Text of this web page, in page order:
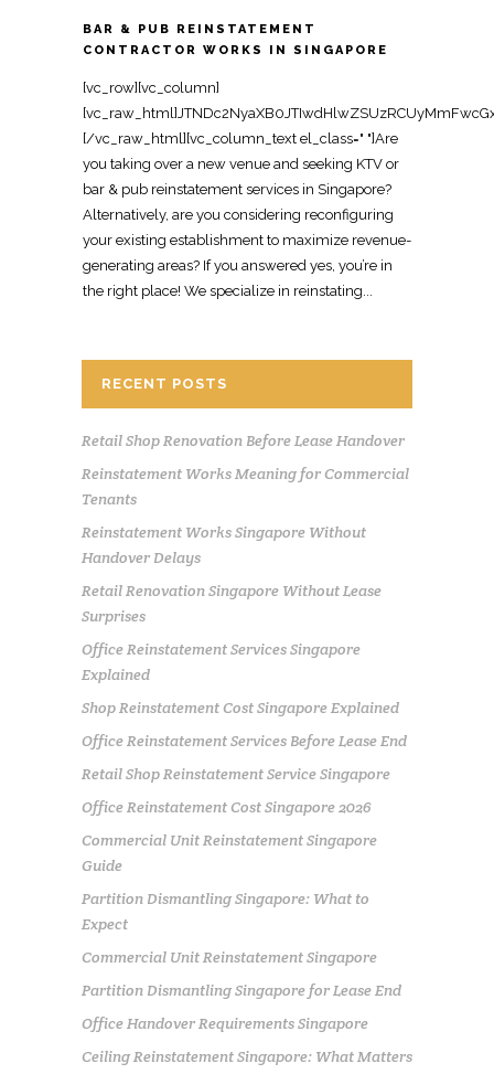
BAR & PUB REINSTATEMENT
CONTRACTOR WORKS IN SINGAPORE
[vc_row][vc_column][vc_raw_html]JTNDc2NyaXB0JTIwdHlwZSUzRCUyMmFwcGxpY2F0aW9uJTJGbGQlMkJqc29uJTIyJTNFJTBBJTdCJTBBJTIwJTIwJTIyJTQwY29udGV4dCUyMiUzQSUyMCUyMmh0dHBzJTNBJTJGJTJGc2NoZW1hLm9yZyUyMiUyQyUwQSUyMCUyMCUyMiU0MGdyYXBoJTIyJTNBJTIwJTVCJTBBJTIwJTIwJTIwJTIwJTdCJTBBJTIwJTIwJTIwJTIwJTIwJTIwJTIyJTQwdHlwZSUyMiUzQSUyMCUyMk9yZ2FuaXphdGlvbiUyMiUyQyUwQSUyMCUyMCUyMCUyMCUyMCUyMCUyMm5hbWUlMjIlM0ElMjAlMjJPZmZpY2UlMjBSZWluc3RhdGVtZW50JTIwU2luZ2Fwb3JlJTIyJTJDJTBBJTIwJTIwJTIwJTIwJTIwJTIwJTIydXJsJTIyJTNBJTIwJTIyaHR0cHMlM0ElMkYlMkZ3d3cub2ZmaWNlcmVpbnN0YXRlbWVudHNpbmdhcG9yZS5jb20lMkYlMjIlMkMlMEElMjAlMjAlMjAlMjAlMjAlMjAlMjJsb2dvJTIyJTNBJTIwJTIyaHR0cHMlM0ElMkYlMkZ3d3cub2ZmaWNlcmVpbnN0YXRlbWVudHNpbmdhcG9yZS5jb20lMkZsb2dvLnBuZyUyMiUyQyUwQSUyMCUyMCUyMCUyMCUyMCUyMCUyMnNhbWVBcyUyMiUzQSUyMCU1QiUwQSUyMCUyMCUyMCUyMCUyMCUyMCUyMCUyMCUyMmh0dHBzJTNBJTJGJTJGd3d3LmZhY2Vib29rLmNvbSUyRk9mZmljZVJlaW5zdGF0ZW1lbnRTaW5nYXBvcmUlMjIlMkMlMEElMjAlMjAlMjAlMjAlMjAlMjAlMjAlMjAlMjJodHRwcyUzQSUyRiUyRnd3dy5saW5rZWRpbi5jb20lMkZjb21wYW55JTJGb2ZmaWNlLXJlaW5zdGF0ZW1lbnQtc2luZ2Fwb3JlJTIyJTBBJTIwJTIwJTIwJTIwJTIwJTIwJTVEJTJDJTBBJTIwJTIwJTIwJTIwJTIwJTIwJTIyY29udGFjdFBvaW50JTIyJTNBJTIwJTVCJTBBJTIwJTIwJTIwJTIwJTIwJTIwJTIwJTIwJTdCJTBBJTIwJTIwJTIwJTIwJTIwJTIwJTIwJTIwJTIwJTIwJTIyJTQwdHlwZSUyMiUzQSUyMCUyMkNvbnRhY3RQb2ludCUyMiUyQyUwQSUyMCUyMCUyMCUyMCUyMCUyMCUyMCUyMCUyMCUyMCUyMnRlbGVwaG9uZSUyMiUzQSUyMCUyMiUyQjY1JTIwNjM2OSUyMDgxMjMlMjIlMkMlMEElMjAlMjAlMjAlMjAlMjAlMjAlMjAlMjAlMjAlMjAlMjJjb250YWN0VHlwZSUyMiUzQSUyMCUyMmN1c3RvbWVyJTIwc2VydmljZSUyMiUyQyUwQSUyMCUyMCUyMCUyMCUyMCUyMCUyMCUyMCUyMCUyMCUyMmFyZWFTZXJ2ZWQlMjIlM0ElMjAlMjJTRyUyMiUyQyUwQSUyMCUyMCUyMCUyMCUyMCUyMCUyMCUyMCUyMCUyMCUyMmF2YWlsYWJsZUxhbmd1YWdlJTIyJTNBJTIwJTIyZW4lMjIlMEElMjAlMjAlMjAlMjAlMjAlMjAlMjAlMjAlN0QlMEElMjAlMjAlMjAlMjAlMjAlMjAlNUQlMEElMjAlMjAlMjAlMjAlN0QlMkMlMEElMjAlMjAlMjAlMjAlN0IlMEElMjAlMjAlMjAlMjAlMjAlMjAlMjIlNDB0eXBlJTIyJTNBJTIwJTIyV2ViU2l0ZSUyMiUyQyUwQSUyMCUyMCUyMCUyMCUyMCUyMCUyMnVybCUyMiUzQSUyMCUyMmh0dHBzJTNBJTJGJTJGd3d3Lm9mZmljZXJlaW5zdGF0ZW1lbnRzaW5nYXBvcmUuY29tJTJGJTIyJTJDJTBBJTIwJTIwJTIwJTIwJTIwJTIwJTIycG90ZW50aWFsQWN0aW9uJTIyJTNBJTIwJTdCJTBBJTIwJTIwJTIwJTIwJTIwJTIwJTIwJTIwJTIyJTQwdHlwZSUyMiUzQSUyMCUyMlNlYXJjaEFjdGlvbiUyMiUyQyUwQSUyMCUyMCUyMCUyMCUyMCUyMCUyMCUyMCUyMnRhcmdldCUyMiUzQSUyMCUyMmh0dHBzJTNBJTJGJTJGd3d3Lm9mZmljZXJlaW5zdGF0ZW1lbnRzaW5nYXBvcmUuY29tJTJGJTNGcyUzRCU3QnNlYXJjaF90ZXJtX3N0cmluZyU3RCUyMiUyQyUwQSUyMCUyMCUyMCUyMCUyMCUyMCUyMCUyMCUyMnF1ZXJ5LWlucHV0JTIyJTNBJTIwJTIycmVxdWlyZWQlMjBuYW1lJTNEc2VhcmNoX3Rlcm1fc3RyaW5nJTIyJTBBJTIwJTIwJTIwJTIwJTIwJTIwJTdEJTBBJTIwJTIwJTIwJTIwJTdEJTJDJTBBJTIwJTIwJTIwJTIwJTdCJTBBJTIwJTIwJTIwJTIwJTIwJTIwJTIyJTQwdHlwZSUyMiUzQSUyMCUyMkxvY2FsQnVzaW5lc3MlMjIlMkMlMEElMjAlMjAlMjAlMjAlMjAlMjAlMjJuYW1lJTIyJTNBJTIwJTIyT2ZmaWNlJTIwUmVpbnN0YXRlbWVudCUyMFNpbmdhcG9yZSUyMENvbnRyYWN0b3IlMjIlMkMlMEElMjAlMjAlMjAlMjAlMjAlMjAlMjJhZGRyZXNzJTIyJTNBJTIwJTdCJTBBJTIwJTIwJTIwJTIwJTIwJTIwJTIwJTIwJTIyJTQwdHlwZSUyMiUzQSUyMCUyMlBvc3RhbEFkZHJlc3MlMjIlMkMlMEElMjAlMjAlMjAlMjAlMjAlMjAlMjAlMjAlMjJzdHJlZXRBZGRyZXNzJTIyJTNBJTIwJTIyOCUyMEFkbWlyYWx0eSUyMFN0cmVldCUyMCUyMzA3LTAxJTIwQWRtaXJheCUyMiUyQyUwQSUyMCUyMCUyMCUyMCUyMCUyMCUyMCUyMCUyMmFkZHJlc3NMb2NhbGl0eSUyMiUzQSUyMCUyMlNpbmdhcG9yZSUyMiUyQyUwQSUyMCUyMCUyMCUyMCUyMCUyMCUyMCUyMCUyMnBvc3RhbENvZGUlMjIlM0ElMjAlMjI3NTc0MzglMjIlMkMlMEElMjAlMjAlMjAlMjAlMjAlMjAlMjAlMjAlMjJhZGRyZXNzQ291bnRyeSUyMiUzQSUyMCUyMlNHJTIyJTBBJTIwJTIwJTIwJTIwJTIwJTIwJTdEJTJDJTBBJTIwJTIwJTIwJTIwJTIwJTIwJTIydGVsZXBob25lJTIyJTNBJTIwJTIyJTJCNjUlMjA2MzY5JTIwODEyMyUyMiUyQyUwQSUyMCUyMCUyMCUyMCUyMCUyMCUyMnVybCUyMiUzQSUyMCUyMmh0dHBzJTNBJTJGJTJGd3d3Lm9mZmljZXJlaW5zdGF0ZW1lbnRzaW5nYXBvcmUuY29tJTJGYmFyLXB1Yi1yZWluc3RhdGVtZW50LXNpbmdhcG9yZS1jb250cmFjdG9yJTJGJTIyJTJDJTBBJTIwJTIwJTIwJTIwJTIwJTIwJTIyZGVzY3JpcHRpb24lMjIlM0ElMjAlMjJTcGVjaWFsaXN0JTIwY29udHJhY3RvciUyMGZvciUyMGJhciUyMCUyNiUyMHB1YiUyMHJlaW5zdGF0ZW1lbnQlMjBpbiUyMFNpbmdhcG9yZSUyQyUyMHJlc3RvcmluZyUyMGxvdW5nZXMlMkMlMjBuaWdodHNwb3RzJTIwYW5kJTIwRiUyNkIlMjBwcmVtaXNlcyUyMHRvJTIwb3JpZ2luYWwlMjBjb25kaXRpb24lMjBmb3IlMjBoYW5kb3Zlci4lMjIlMkMlMEElMjAlMjAlMjAlMjAlMjAlMjAlMjJvcGVuaW5nSG91cnNTcGVjaWZpY2F0aW9uJTIyJTNBJTIwJTVCJTBBJTIwJTIwJTIwJTIwJTIwJTIwJTIwJTIwJTdCJTBBJTIwJTIwJTIwJTIwJTIwJTIwJTIwJTIwJTIwJTIwJTIyJTQwdHlwZSUyMiUzQSUyMCUyMk9wZW5pbmdIb3Vyc1NwZWNpZmljYXRpb24lMjIlMkMlMEElMjAlMjAlMjAlMjAlMjAlMjAlMjAlMjAlMjAlMjAlMjJkYXlPZldlZWslMjIlM0ElMjAlNUIlMEElMjAlMjAlMjAlMjAlMjAlMjAlMjAlMjAlMjAlMjAlMjAlMjAlMjJNb25kYXklMjIlMkMlMjAlMjJUdWVzZGF5JTIyJTJDJTIwJTIyV2VkbmVzZGF5JTIyJTJDJTIwJTIyVGh1cnNkYXklMjIlMkMlMjAlMjJGcmlkYXklMjIlMEElMjAlMjAlMjAlMjAlMjAlMjAlMjAlMjAlMjAlMjAlNUQlMkMlMEElMjAlMjAlMjAlMjAlMjAlMjAlMjAlMjAlMjAlMjAlMjJvcGVucyUyMiUzQSUyMCUyMjA5JTNBMDAlMjIlMkMlMEElMjAlMjAlMjAlMjAlMjAlMjAlMjAlMjAlMjAlMjAlMjJjbG9zZXMlMjIlM0ElMjAlMjIxOCUzQTAwJTIyJTBBJTIwJTIwJTIwJTIwJTIwJTIwJTIwJTIwJTdEJTJDJTBBJTIwJTIwJTIwJTIwJTIwJTIwJTIwJTIwJTdCJTBBJTIwJTIwJTIwJTIwJTIwJTIwJTIwJTIwJTIwJTIwJTIyJTQwdHlwZSUyMiUzQSUyMCUyMk9wZW5pbmdIb3Vyc1NwZWNpZmljYXRpb24lMjIlMkMlMEElMjAlMjAlMjAlMjAlMjAlMjAlMjAlMjAlMjAlMjAlMjJkYXlPZldlZWslMjIlM0ElMjAlMjJTYXR1cmRheSUyMiUyQyUwQSUyMCUyMCUyMCUyMCUyMCUyMCUyMCUyMCUyMCUyMCUyMm9wZW5zJTIyJTNBJTIwJTIyMDklM0EwMCUyMiUyQyUwQSUyMCUyMCUyMCUyMCUyMCUyMCUyMCUyMCUyMCUyMCUyMmNsb3NlcyUyMiUzQSUyMCUyMjEyJTNBMDAlMjIlMEElMjAlMjAlMjAlMjAlMjAlMjAlMjAlMjAlN0QlMEElMjAlMjAlMjAlMjAlMjAlMjAlNUQlMkMlMEElMjAlMjAlMjAlMjAlMjAlMjAlMjJpbWFnZSUyMiUzQSUyMCU1QiUwQSUyMCUyMCUyMCUyMCUyMCUyMCUyMCUyMCUyMmh0dHBzJTNBJTJGJTJGd3d3Lm9mZmljZXJlaW5zdGF0ZW1lbnRzaW5nYXBvcmUuY29tJTJGaW1hZ2VzJTJGYmFyLXB1Yi1yZWluc3RhdGVtZW50LTEuanBnJTIyJTJDJTBBJTIwJTIwJTIwJTIwJTIwJTIwJTIwJTIwJTIyaHR0cHMlM0ElMkYlMkZ3d3cub2ZmaWNlcmVpbnN0YXRlbWVudHNpbmdhcG9yZS5jb20lMkZpbWFnZXMlMkZiYXItcHViLXJlaW5zdGF0ZW1lbnQtMi5qcGclMjIlMEElMjAlMjAlMjAlMjAlMjAlMjAlNUQlMkMlMEElMjAlMjAlMjAlMjAlMjAlMjAlMjJhZ2dyZWdhdGVSYXRpbmclMjIlM0ElMjAlN0IlMEElMjAlMjAlMjAlMjAlMjAlMjAlMjAlMjAlMjIlNDB0eXBlJTIyJTNBJTIwJTIyQWdncmVnYXRlUmF0aW5nJTIyJTJDJTBBJTIwJTIwJTIwJTIwJTIwJTIwJTIwJTIwJTIycmF0aW5nVmFsdWUlMjIlM0ElMjAlMjI0LjklMjIlMkMlMEElMjAlMjAlMjAlMjAlMjAlMjAlMjAlMjAlMjJyZXZpZXdDb3VudCUyMiUzQSUyMCUyMjQ1JTIyJTBBJTIwJTIwJTIwJTIwJTIwJTIwJTdEJTJDJTBBJTIwJTIwJTIwJTIwJTIwJTIwJTIycHJpY2VSYW5nZSUyMiUzQSUyMCUyMkNvbnRhY3QlMjBmb3IlMjBxdW90ZSUyMiUwQSUyMCUyMCUyMCUyMCU3RCUyQyUwQSUyMCUyMCUyMCUyMCU3QiUwQSUyMCUyMCUyMCUyMCUyMCUyMCUyMiU0MHR5cGUlMjIlM0ElMjAlMjJTZXJ2aWNlJTIyJTJDJTBBJTIwJTIwJTIwJTIwJTIwJTIwJTIyc2VydmljZVR5cGUlMjIlM0ElMjAlMjJCYXIlMjAlMjYlMjBQdWIlMjBSZWluc3RhdGVtZW50JTIyJTJDJTBBJTIwJTIwJTIwJTIwJTIwJTIwJTIycHJvdmlkZXIlMjIlM0ElMjAlN0IlMEElMjAlMjAlMjAlMjAlMjAlMjAlMjAlMjAlMjIlNDB0eXBlJTIyJTNBJTIwJTIyTG9jYWxCdXNpbmVzcyUyMiUyQyUwQSUyMCUyMCUyMCUyMCUyMCUyMCUyMCUyMCUyMm5hbWUlMjIlM0ElMjAlMjJPZmZpY2UlMjBSZWluc3RhdGVtZW50JTIwU2luZ2Fwb3JlJTIwQ29udHJhY3RvciUyMiUyQyUwQSUyMCUyMCUyMCUyMCUyMCUyMCUyMCUyMCUyMnVybCUyMiUzQSUyMCUyMmh0dHBzJTNBJTJGJTJGd3d3Lm9mZmljZXJlaW5zdGF0ZW1lbnRzaW5nYXBvcmUuY29tJTJGYmFyLXB1Yi1yZWluc3RhdGVtZW50LXNpbmdhcG9yZS1jb250cmFjdG9yJTJGJTIyJTBBJTIwJTIwJTIwJTIwJTIwJTIwJTdEJTJDJTBBJTIwJTIwJTIwJTIwJTIwJTIwJTIyYXJlYVNlcnZlZCUyMiUzQSUyMCU3QiUwQSUyMCUyMCUyMCUyMCUyMCUyMCUyMCUyMCUyMiU0MHR5cGUlMjIlM0ElMjAlMjJDb3VudHJ5JTIyJTJDJTBBJTIwJTIwJTIwJTIwJTIwJTIwJTIwJTIwJTIybmFtZSUyMiUzQSUyMCUyMlNpbmdhcG9yZSUyMiUwQSUyMCUyMCUyMCUyMCUyMCUyMCU3RCUyQyUwQSUyMCUyMCUyMCUyMCUyMCUyMCUyMmtleXdvcmRzJTIyJTNBJTIwJTVCJTBBJTIwJTIwJTIwJTIwJTIwJTIwJTIwJTIwJTIyYmFyJTIwJTI2JTIwcHViJTIwcmVpbnN0YXRlbWVudCUyMiUyQyUwQSUyMCUyMCUyMCUyMCUyMCUyMCUyMCUyMCUyMmJhciUyMHJlaW5zdGF0ZW1lbnQlMjBTaW5nYXBvcmUlMjIlMkMlMEElMjAlMjAlMjAlMjAlMjAlMjAlMjAlMjAlMjJwdWIlMjByZWluc3RhdGVtZW50JTIwU2luZ2Fwb3JlJTIyJTJDJTBBJTIwJTIwJTIwJTIwJTIwJTIwJTIwJTIwJTIyY2x1YiUyMHJlaW5zdGF0ZW1lbnQlMjBTaW5nYXBvcmUlMjIlMkMlMEElMjAlMjAlMjAlMjAlMjAlMjAlMjAlMjAlMjJLVFYlMjBhbmQlMjBiYXIlMjByZWluc3RhdGVtZW50JTIwU2luZ2Fwb3JlJTIyJTBBJTIwJTIwJTIwJTIwJTIwJTIwJTVEJTJDJTBBJTIwJTIwJTIwJTIwJTIwJTIwJTIyZGVzY3JpcHRpb24lMjIlM0ElMjAlMjJQcm9mZXNzaW9uYWwlMjByZWluc3RhdGVtZW50JTIwc2VydmljZXMlMjBmb3IlMjBiYXJzJTJDJTIwcHVicyUyQyUyMGNsdWJzJTIwYW5kJTIwS1RWJTIwdmVudWVzJTIwaW4lMjBTaW5nYXBvcmUuJTIwSW5jbHVkZXMlMjByZW1vdmFsJTIwb2YlMjBmaXh0dXJlcyUyQyUyMHJld2lyaW5nJTJDJTIwc2lnbmFnZSUyMHJlc3RvcmF0aW9uJTJDJTIwYW5kJTIwZmluYWwlMjBoYW5kb3Zlci4lMjIlMEElMjAlMjAlMjAlMjAlN0QlMkMlMEElMjAlMjAlMjAlMjAlN0IlMEElMjAlMjAlMjAlMjAlMjAlMjAlMjIlNDB0eXBlJTIyJTNBJTIwJTIyUHJvZHVjdCUyMiUyQyUwQSUyMCUyMCUyMCUyMCUyMCUyMCUyMm5hbWUlMjIlM0ElMjAlMjJCYXIlMjAlMjYlMjBQdWIlMjBSZWluc3RhdGVtZW50JTIwU2VydmljZSUyMFBhY2thZ2UlMjIlMkMlMEElMjAlMjAlMjAlMjAlMjAlMjAlMjJkZXNjcmlwdGlvbiUyMiUzQSUyMCUyMlR1cm5rZXklMjByZWluc3RhdGVtZW50JTIwc29sdXRpb24lMjBmb3IlMjBiYXJzJTIwYW5kJTIwcHVicyUyMGluJTIwU2luZ2Fwb3JlJTIwJUUyJTgwJTk0JTIwcmVzdG9yaW5nJTIwbmlnaHRsaWZlJTIwdmVudWVzJTIwdG8lMjB0aGVpciUyMG9yaWdpbmFsJTIwY29uZGl0aW9uJTIwZm9yJTIwbGVhc2UlMjBoYW5kb3Zlci4lMjIlMkMlMEElMjAlMjAlMjAlMjAlMjAlMjAlMjJicmFuZCUyMiUzQSUyMCU3QiUwQSUyMCUyMCUyMCUyMCUyMCUyMCUyMCUyMCUyMiU0MHR5cGUlMjIlM0ElMjAlMjJPcmdhbml6YXRpb24lMjIlMkMlMEElMjAlMjAlMjAlMjAlMjAlMjAlMjAlMjAlMjJuYW1lJTIyJTNBJTIwJTIyT2ZmaWNlJTIwUmVpbnN0YXRlbWVudCUyMFNpbmdhcG9yZSUyMiUwQSUyMCUyMCUyMCUyMCUyMCUyMCU3RCUyQyUwQSUyMCUyMCUyMCUyMCUyMCUyMCUyMm9mZmVycyUyMiUzQSUyMCU3QiUwQSUyMCUyMCUyMCUyMCUyMCUyMCUyMCUyMCUyMiU0MHR5cGUlMjIlM0ElMjAlMjJPZmZlciUyMiUyQyUwQSUyMCUyMCUyMCUyMCUyMCUyMCUyMCUyMCUyMnVybCUyMiUzQSUyMCUyMmh0dHBzJTNBJTJGJTJGd3d3Lm9mZmljZXJlaW5zdGF0ZW1lbnRzaW5nYXBvcmUuY29tJTJGYmFyLXB1Yi1yZWluc3RhdGVtZW50LXNpbmdhcG9yZS1jb250cmFjdG9yJTJGJTIyJTJDJTBBJTIwJTIwJTIwJTIwJTIwJTIwJTIwJTIwJTIycHJpY2VDdXJyZW5jeSUyMiUzQSUyMCUyMlNHRCUyMiUyQyUwQSUyMCUyMCUyMCUyMCUyMCUyMCUyMCUyMCUyMmF2YWlsYWJpbGl0eSUyMiUzQSUyMCUyMmh0dHBzJTNBJTJGJTJGc2NoZW1hLm9yZyUyRkluU3RvY2slMjIlMkMlMEElMjAlMjAlMjAlMjAlMjAlMjAlMjAlMjAlMjJwcmljZSUyMiUzQSUyMCUyMkNvbnRhY3QlMjBmb3IlMjBxdW90ZSUyMiUwQSUyMCUyMCUyMCUyMCUyMCUyMCU3RCUyQyUwQSUyMCUyMCUyMCUyMCUyMCUyMCUyMmFnZ3JlZ2F0ZVJhdGluZyUyMiUzQSUyMCU3QiUwQSUyMCUyMCUyMCUyMCUyMCUyMCUyMCUyMCUyMiU0MHR5cGUlMjIlM0ElMjAlMjJBZ2dyZWdhdGVSYXRpbmclMjIlMkMlMEElMjAlMjAlMjAlMjAlMjAlMjAlMjAlMjAlMjJyYXRpbmdWYWx1ZSUyMiUzQSUyMCUyMjQuOSUyMiUyQyUwQSUyMCUyMCUyMCUyMCUyMCUyMCUyMCUyMCUyMnJldmlld0NvdW50JTIyJTNBJTIwJTIyNDUlMjIlMEElMjAlMjAlMjAlMjAlMjAlMjAlN0QlMEElMjAlMjAlMjAlMjAlN0QlMkMlMEElMjAlMjAlMjAlMjAlN0IlMEElMjAlMjAlMjAlMjAlMjAlMjAlMjIlNDB0eXBlJTIy
RECENT POSTS
Retail Shop Renovation Before Lease Handover
Reinstatement Works Meaning for Commercial
Tenants
Reinstatement Works Singapore Without
Handover Delays
Retail Renovation Singapore Without Lease
Surprises
Office Reinstatement Services Singapore
Explained
Shop Reinstatement Cost Singapore Explained
Office Reinstatement Services Before Lease End
Retail Shop Reinstatement Service Singapore
Office Reinstatement Cost Singapore 2026
Commercial Unit Reinstatement Singapore
Guide
Partition Dismantling Singapore: What to
Expect
Commercial Unit Reinstatement Singapore
Partition Dismantling Singapore for Lease End
Office Handover Requirements Singapore
Ceiling Reinstatement Singapore: What Matters